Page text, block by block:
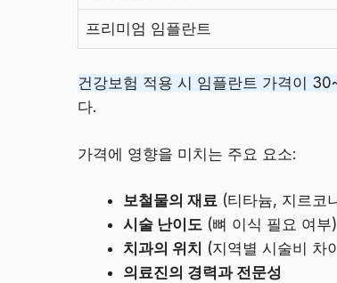
프리미엄 임플란트
건강보험 적용 시 임플란트 가격이
다.
가격에 영향을 미치는 주요 요소:
보철물의 재료 (티타늄, 지르코
시술 난이도 (뼈 이식 필요 여부)
치과의 위치 (지역별 시술비 차
의료진의 경력과 전문성